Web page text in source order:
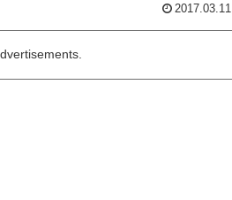
2017.03.11